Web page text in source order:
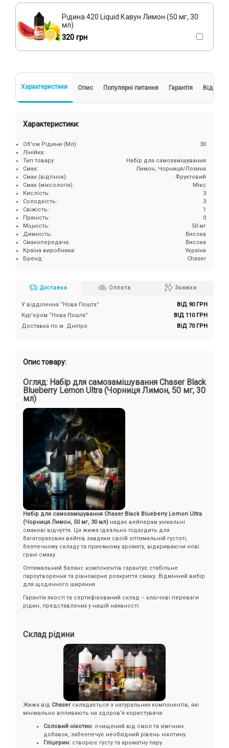
Рідина 420 Liquid Кавун Лимон (50 мг, 30
мл)
320 грн
Характеристики Опис Популярні питання Гарантія Відгуки
Характеристики:
Об'єм Рідини (Мл):
30
Лінійка:
Тип товару:
Набір для самозамішування
Смак:
Лимон, Чорниця/Лохина
Смак (відтінок):
Фруктовий
Смак (міксологія):
Мікс
Кислість:
3
Солодкість:
3
Свіжість:
1
Пряність:
0
Міцність:
50 мг
Димність:
Висока
Смакопередача:
Висока
Країна виробника:
Україна
Бренд:
Chaser
Доставка Оплата Знижки
У відділення “Нова Пошта”
ВІД 90 ГРН
Кур’єром “Нова Пошта”
ВІД 110 ГРН
Доставка по м. Дніпро
ВІД 70 ГРН
Опис товару:
Огляд: Набір для самозамішування Chaser Black
Blueberry Lemon Ultra (Чорниця Лимон, 50 мг, 30
мл)
Набір для самозамішування Chaser Black Blueberry Lemon Ultra
(Чорниця Лимон, 50 мг, 30 мл) надає вейперам унікальні
смакові відчуття. Ця жижа ідеально підходить для
багаторазових вейпів завдяки своїй оптимальній густоті,
безпечному складу та приємному аромату, відкриваючи нові
грані смаку.
Оптимальний баланс компонентів гарантує стабільне
пароутворення та рівномірне розкриття смаку. Відмінний вибір
для щоденного ширяння.
Гарантія якості та сертифікований склад – ключові переваги
рідин, представлених у нашій наявності.
Склад рідини
Жижа від Chaserскладається з натуральних компонентів, які
мінімально впливають на здоров'я користувача:
Соловий нікотин: очищений від смол та хімічних
добавок, забезпечує необхідний рівень нікотину.
Гліцерин: створює густу та ароматну пару.